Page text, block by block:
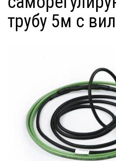
трубу 5м с